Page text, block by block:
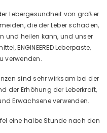
Lebergesundheit von großer
die der Leber schaden,
und heilen kann, und unser
ENGINEERED Leberpaste,
verwenden.
sind sehr wirksam bei der
der Erhöhung der Leberkraft,
Erwachsene verwenden.
eine halbe Stunde nach den